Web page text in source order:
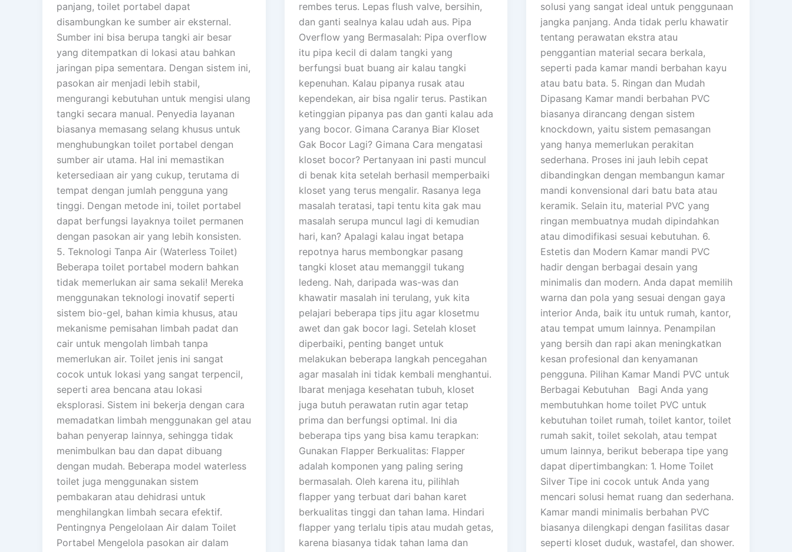
panjang, toilet portabel dapat
disambungkan ke sumber air eksternal.
Sumber ini bisa berupa tangki air besar
yang ditempatkan di lokasi atau bahkan
jaringan pipa sementara. Dengan sistem ini,
pasokan air menjadi lebih stabil,
mengurangi kebutuhan untuk mengisi ulang
tangki secara manual. Penyedia layanan
biasanya memasang selang khusus untuk
menghubungkan toilet portabel dengan
sumber air utama. Hal ini memastikan
ketersediaan air yang cukup, terutama di
tempat dengan jumlah pengguna yang
tinggi. Dengan metode ini, toilet portabel
dapat berfungsi layaknya toilet permanen
dengan pasokan air yang lebih konsisten.
5. Teknologi Tanpa Air (Waterless Toilet)
Beberapa toilet portabel modern bahkan
tidak memerlukan air sama sekali! Mereka
menggunakan teknologi inovatif seperti
sistem bio-gel, bahan kimia khusus, atau
mekanisme pemisahan limbah padat dan
cair untuk mengolah limbah tanpa
memerlukan air. Toilet jenis ini sangat
cocok untuk lokasi yang sangat terpencil,
seperti area bencana atau lokasi
eksplorasi. Sistem ini bekerja dengan cara
memadatkan limbah menggunakan gel atau
bahan penyerap lainnya, sehingga tidak
menimbulkan bau dan dapat dibuang
dengan mudah. Beberapa model waterless
toilet juga menggunakan sistem
pembakaran atau dehidrasi untuk
menghilangkan limbah secara efektif.
Pentingnya Pengelolaan Air dalam Toilet
Portabel Mengelola pasokan air dalam
rembes terus. Lepas flush valve, bersihin,
dan ganti sealnya kalau udah aus. Pipa
Overflow yang Bermasalah: Pipa overflow
itu pipa kecil di dalam tangki yang
berfungsi buat buang air kalau tangki
kepenuhan. Kalau pipanya rusak atau
kependekan, air bisa ngalir terus. Pastikan
ketinggian pipanya pas dan ganti kalau ada
yang bocor. Gimana Caranya Biar Kloset
Gak Bocor Lagi? Gimana Cara mengatasi
kloset bocor? Pertanyaan ini pasti muncul
di benak kita setelah berhasil memperbaiki
kloset yang terus mengalir. Rasanya lega
masalah teratasi, tapi tentu kita gak mau
masalah serupa muncul lagi di kemudian
hari, kan? Apalagi kalau ingat betapa
repotnya harus membongkar pasang
tangki kloset atau memanggil tukang
ledeng. Nah, daripada was-was dan
khawatir masalah ini terulang, yuk kita
pelajari beberapa tips jitu agar klosetmu
awet dan gak bocor lagi. Setelah kloset
diperbaiki, penting banget untuk
melakukan beberapa langkah pencegahan
agar masalah ini tidak kembali menghantui.
Ibarat menjaga kesehatan tubuh, kloset
juga butuh perawatan rutin agar tetap
prima dan berfungsi optimal. Ini dia
beberapa tips yang bisa kamu terapkan:
Gunakan Flapper Berkualitas: Flapper
adalah komponen yang paling sering
bermasalah. Oleh karena itu, pilihlah
flapper yang terbuat dari bahan karet
berkualitas tinggi dan tahan lama. Hindari
flapper yang terlalu tipis atau mudah getas,
karena biasanya tidak tahan lama dan
solusi yang sangat ideal untuk penggunaan
jangka panjang. Anda tidak perlu khawatir
tentang perawatan ekstra atau
penggantian material secara berkala,
seperti pada kamar mandi berbahan kayu
atau batu bata. 5. Ringan dan Mudah
Dipasang Kamar mandi berbahan PVC
biasanya dirancang dengan sistem
knockdown, yaitu sistem pemasangan
yang hanya memerlukan perakitan
sederhana. Proses ini jauh lebih cepat
dibandingkan dengan membangun kamar
mandi konvensional dari batu bata atau
keramik. Selain itu, material PVC yang
ringan membuatnya mudah dipindahkan
atau dimodifikasi sesuai kebutuhan. 6.
Estetis dan Modern Kamar mandi PVC
hadir dengan berbagai desain yang
minimalis dan modern. Anda dapat memilih
warna dan pola yang sesuai dengan gaya
interior Anda, baik itu untuk rumah, kantor,
atau tempat umum lainnya. Penampilan
yang bersih dan rapi akan meningkatkan
kesan profesional dan kenyamanan
pengguna. Pilihan Kamar Mandi PVC untuk
Berbagai Kebutuhan Bagi Anda yang
membutuhkan home toilet PVC untuk
kebutuhan toilet rumah, toilet kantor, toilet
rumah sakit, toilet sekolah, atau tempat
umum lainnya, berikut beberapa tipe yang
dapat dipertimbangkan: 1. Home Toilet
Silver Tipe ini cocok untuk Anda yang
mencari solusi hemat ruang dan sederhana.
Kamar mandi minimalis berbahan PVC
biasanya dilengkapi dengan fasilitas dasar
seperti kloset duduk, wastafel, dan shower.